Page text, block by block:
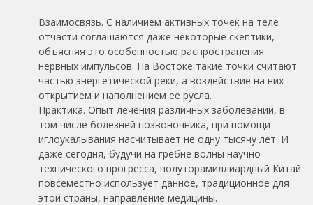
Взаимосвязь. С наличием активных точек на теле
отчасти соглашаются даже некоторые скептики,
объясняя это особенностью распространения
нервных импульсов. На Востоке такие точки считают
частью энергетической реки, а воздействие на них —
открытием и наполнением ее русла.
Практика. Опыт лечения различных заболеваний, в
том числе болезней позвоночника, при помощи
иглоукалывания насчитывает не одну тысячу лет. И
даже сегодня, будучи на гребне волны научно-
технического прогресса, полуторамиллиардный Китай
повсеместно использует данное, традиционное для
этой страны, направление медицины.